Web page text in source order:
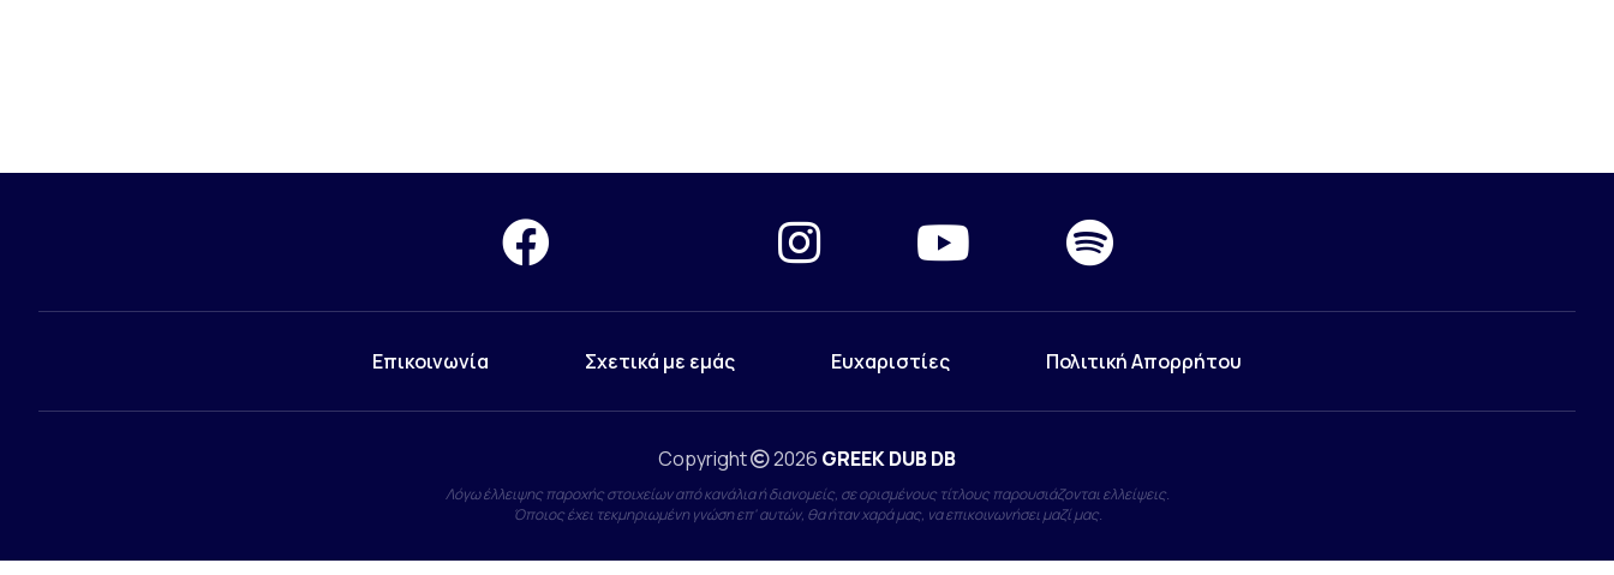
Επικοινωνία Σχετικά με εμάς Ευχαριστίες Πολιτική Απορρήτου
Copyright 2026 GREEK DUB DB
Λόγω έλλειψης παροχής στοιχείων από κανάλια ή διανομείς, σε ορισμένους τίτλους παρουσιάζονται ελλείψεις.
Όποιος έχει τεκμηριωμένη γνώση επ' αυτών, θα ήταν χαρά μας, να επικοινωνήσει μαζί μας.